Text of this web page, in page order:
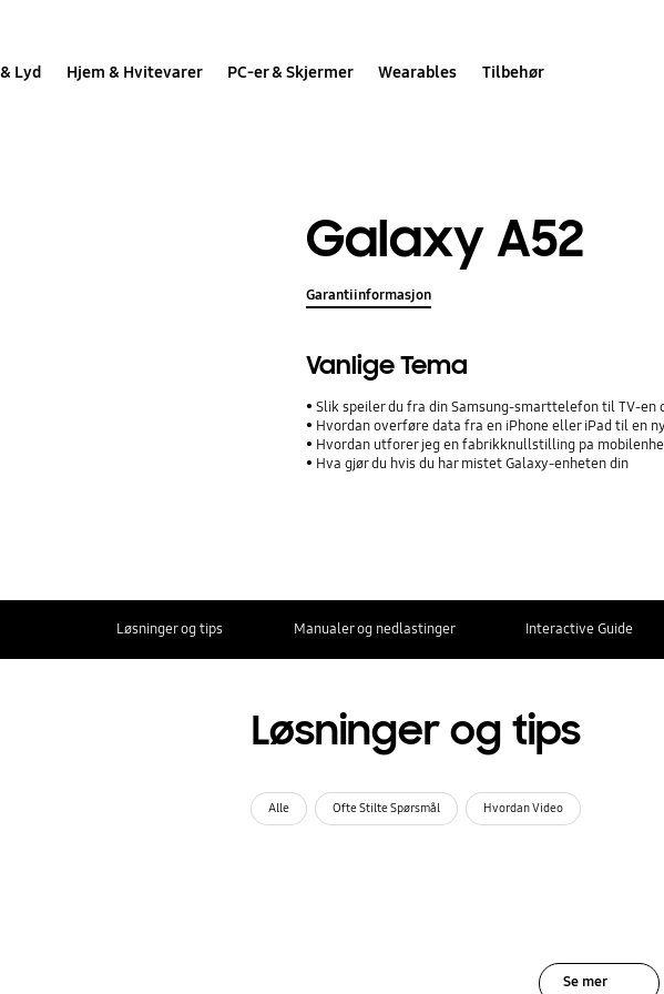
Lyd Hjem & Hvitevarer PC-er & Skjermer Wearables Tilbehør
Galaxy A52
Garantiinformasjon
Vanlige Tema
Slik speiler du fra din Samsung-smarttelefon til TV-en
Hvordan overføre data fra en iPhone eller iPad til en
Hvordan utforer jeg en fabrikknullstilling pa
Hva gjør du hvis du har mistet Galaxy-enheten din
Løsninger og tips Manualer og nedlastinger Interactive Guide
Løsninger og tips
Alle Ofte Stilte Spørsmål Hvordan Video
Se mer